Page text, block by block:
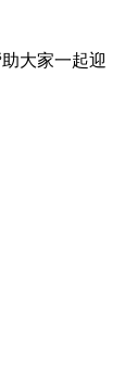
大家一起迎